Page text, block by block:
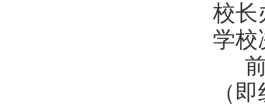
校长
学校
（